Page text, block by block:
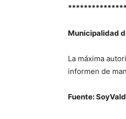
Municipalidad
La máxima
informen de
Fuente: